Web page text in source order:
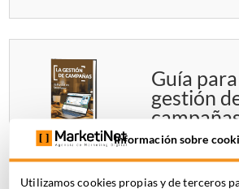
Guía
gestión
Pardot en
su uso
Información sobre
Utilizamos cookies propias y de terceros